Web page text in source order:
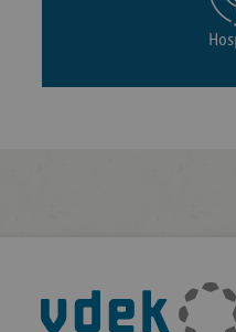
Fußleisten-
Navigation